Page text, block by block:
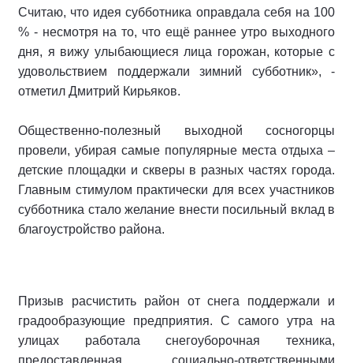
Считаю, что идея субботника оправдала себя на 100
% - несмотря на то, что ещё раннее утро выходного
дня, я вижу улыбающиеся лица горожан, которые с
удовольствием поддержали зимний субботник», -
отметил Дмитрий Кирьяков.
Общественно-полезный выходной сосногорцы
провели, убирая самые популярные места отдыха –
детские площадки и скверы в разных частях города.
Главным стимулом практически для всех участников
субботника стало желание внести посильный вклад в
благоустройство района.
Призыв расчистить район от снега поддержали и
градообразующие предприятия. С самого утра на
улицах работала снегоуборочная техника,
предоставленная социально-ответственными